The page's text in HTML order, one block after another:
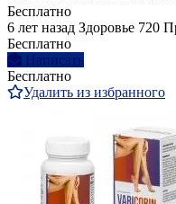
Бесплатно
6 лет назад Здоровье 720
Бесплатно
Написать
Бесплатно
Удалить из избранного